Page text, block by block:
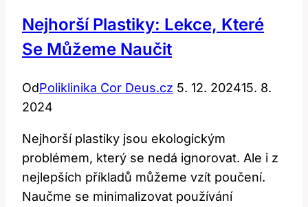
Nejhorší Plastiky: Lekce, Které
Se Můžeme Naučit
OdPoliklinika Cor Deus.cz 5. 12. 202415. 8.
2024
Nejhorší plastiky jsou ekologickým
problémem, který se nedá ignorovat. Ale i z
nejlepších příkladů můžeme vzít poučení.
Naučme se minimalizovat používání